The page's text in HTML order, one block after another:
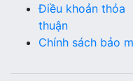
Điều khoản thỏa
thuận
Chính sách bảo